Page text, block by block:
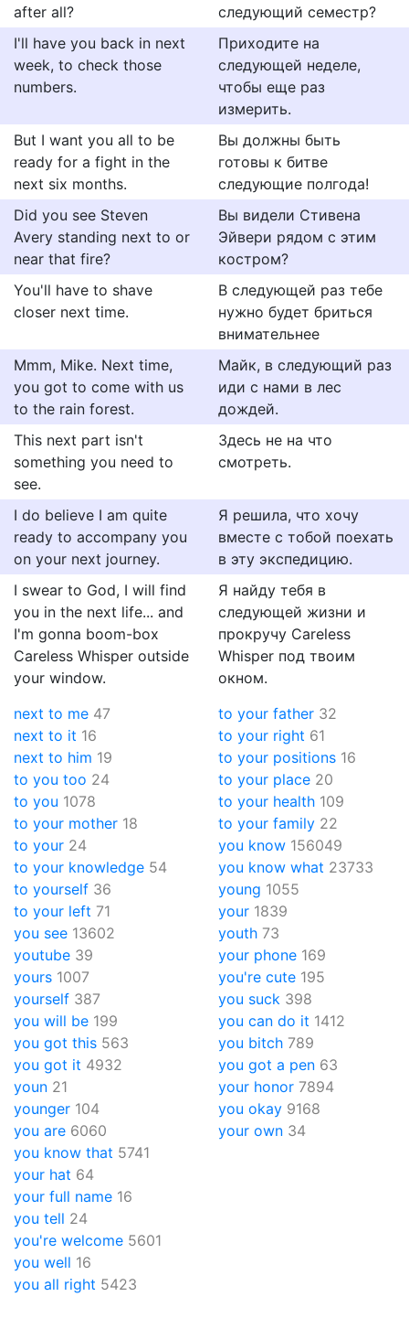
after all?
следующий семестр?
I'll have you back in next
week, to check those
numbers.
Приходите на
следующей неделе,
чтобы еще раз
измерить.
But I want you all to be
ready for a fight in the
next six months.
Вы должны быть
готовы к битве
следующие полгода!
Did you see Steven
Avery standing next to or
near that fire?
Вы видели Стивена
Эйвери рядом с этим
костром?
You'll have to shave
closer next time.
В следующей раз тебе
нужно будет бриться
внимательнее
Mmm, Mike. Next time,
you got to come with us
to the rain forest.
Майк, в следующий раз
иди с нами в лес
дождей.
This next part isn't
something you need to
see.
Здесь не на что
смотреть.
I do believe I am quite
ready to accompany you
on your next journey.
Я решила, что хочу
вместе с тобой поехать
в эту экспедицию.
I swear to God, I will find
you in the next life... and
I'm gonna boom-box
Careless Whisper outside
your window.
Я найду тебя в
следующей жизни и
прокручу Careless
Whisper под твоим
окном.
next to me 47
next to it 16
next to him 19
to you too 24
to you 1078
to your mother 18
to your 24
to your knowledge 54
to yourself 36
to your left 71
to your father 32
to your right 61
to your positions 16
to your place 20
to your health 109
to your family 22
you know 156049
you know what 23733
young 1055
your 1839
you see 13602
youtube 39
yours 1007
yourself 387
you will be 199
you got this 563
you got it 4932
youn 21
younger 104
you are 6060
youth 73
your phone 169
you're cute 195
you suck 398
you can do it 1412
you bitch 789
you got a pen 63
your honor 7894
you okay 9168
your own 34
you know that 5741
your hat 64
your full name 16
you tell 24
you're welcome 5601
you well 16
you all right 5423